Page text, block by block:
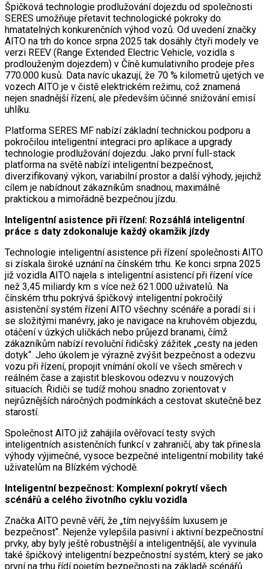
Špičková technologie prodlužování dojezdu od společnosti
SERES umožňuje přetavit technologické pokroky do
hmatatelných konkurenčních výhod vozů. Od uvedení značky
AITO na trh do konce srpna 2025 tak dosáhly čtyři modely ve
verzi REEV (Range Extended Electric Vehicle, vozidla s
prodlouženým dojezdem) v Číně kumulativního prodeje přes
770.000 kusů. Data navíc ukazují, že 70 % kilometrů ujetých ve
vozech AITO je v čistě elektrickém režimu, což znamená
nejen snadnější řízení, ale především účinné snižování emisí
uhlíku.
Platforma SERES MF nabízí základní technickou podporu a
pokročilou inteligentní integraci pro aplikace a upgrady
technologie prodlužování dojezdu. Jako první full-stack
platforma na světě nabízí inteligentní bezpečnost,
diverzifikovaný výkon, variabilní prostor a další výhody, jejichž
cílem je nabídnout zákazníkům snadnou, maximálně
praktickou a mimořádně bezpečnou jízdu.
Inteligentní asistence při řízení: Rozsáhlá inteligentní
práce s daty zdokonaluje každý okamžik jízdy
Technologie inteligentní asistence při řízení společnosti AITO
si získala široké uznání na čínském trhu. Ke konci srpna 2025
již vozidla AITO najela s inteligentní asistencí při řízení více
než 3,45 miliardy km s více než 621.000 uživatelů. Na
čínském trhu pokrývá špičkový inteligentní pokročilý
asistenční systém řízení AITO všechny scénáře a poradí si i
se složitými manévry, jako je navigace na kruhovém objezdu,
otáčení v úzkých uličkách nebo průjezd branami, čímž
zákazníkům nabízí revoluční řidičský zážitek „cesty na jeden
dotyk“. Jeho úkolem je výrazně zvýšit bezpečnost a odezvu
vozu při řízení, propojit vnímání okolí ve všech směrech v
reálném čase a zajistit bleskovou odezvu v nouzových
situacích. Řidiči se tudíž mohou snadno zorientovat v
nejrůznějších náročných podmínkách a cestovat skutečně bez
starostí.
Společnost AITO již zahájila ověřovací testy svých
inteligentních asistenčních funkcí v zahraničí, aby tak přinesla
výhody výjimečné, vysoce bezpečné inteligentní mobility také
uživatelům na Blízkém východě.
Inteligentní bezpečnost: Komplexní pokrytí všech
scénářů a celého životního cyklu vozidla
Značka AITO pevně věří, že „tím nejvyšším luxusem je
bezpečnost“. Nejenže vylepšila pasivní i aktivní bezpečnostní
prvky, aby byly ještě robustnější a inteligentnější, ale vyvinula
také špičkový inteligentní bezpečnostní systém, který se jako
první na trhu řídí pojetím bezpečnosti na základě scénářů.